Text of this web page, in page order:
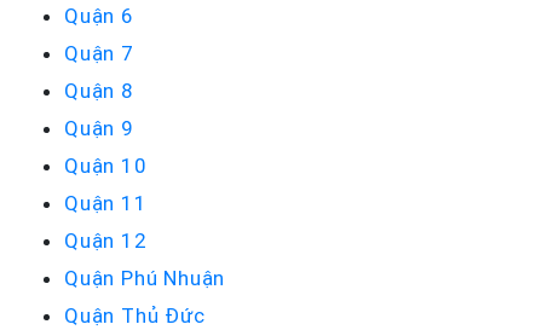
Quận 6
Quận 7
Quận 8
Quận 9
Quận 10
Quận 11
Quận 12
Quận Phú Nhuận
Quận Thủ Đức